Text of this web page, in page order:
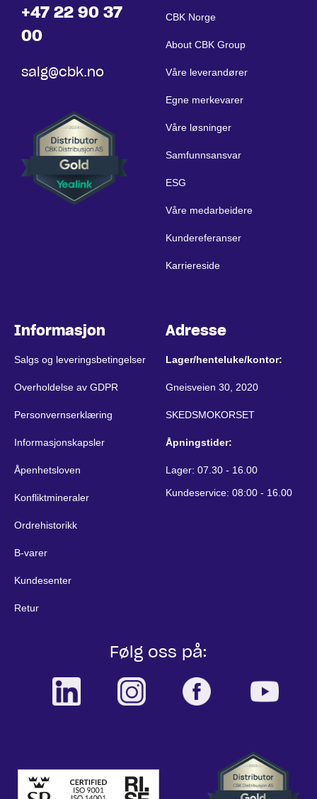
+47 22 90 37
00
salg@cbk.no
CBK Norge
About CBK Group
Våre leverandører
Egne merkevarer
Våre løsninger
Samfunnsansvar
ESG
Våre medarbeidere
Kundereferanser
Karriereside
Informasjon
Salgs og leveringsbetingelser
Overholdelse av GDPR
Personvernserklæring
Informasjonskapsler
Åpenhetsloven
Konfliktmineraler
Ordrehistorikk
B-varer
Kundesenter
Retur
Adresse
Lager/henteluke/kontor:
Gneisveien 30, 2020
SKEDSMOKORSET
Åpningstider:
Lager: 07.30 - 16.00
Kundeservice: 08:00 - 16.00
Følg oss på: